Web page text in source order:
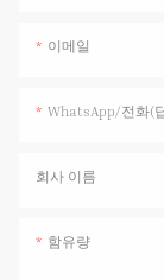
이메일
WhatsApp/전화(
회사 이름
함유량